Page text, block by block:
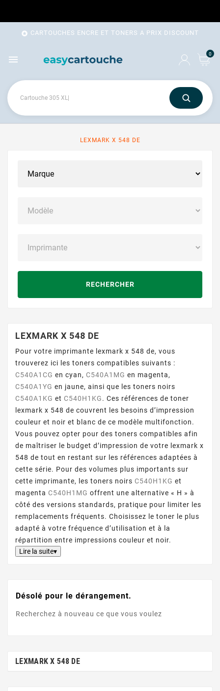
 CARTOUCHES ENCRE ET TONERS A PRIX DISCOUNT
 0
LEXMARK X 548 DE
RECHERCHER
LEXMARK X 548 DE
Pour votre imprimante lexmark x 548 de, vous
trouverez ici les toners compatibles suivants :
C540A1CG en cyan, C540A1MG en magenta,
C540A1YG en jaune, ainsi que les toners noirs
C540A1KG et C540H1KG. Ces références de toner
lexmark x 548 de couvrent les besoins d’impression
couleur et noir et blanc de ce modèle multifonction.
Vous pouvez opter pour des toners compatibles afin
de maîtriser le budget d’impression de votre lexmark x
548 de tout en restant sur les références adaptées à
cette série. Pour des volumes plus importants sur
cette imprimante, les toners noirs C540H1KG et
magenta C540H1MG offrent une alternative « H » à
côté des versions standards, pratique pour limiter les
remplacements fréquents. Choisissez le toner le plus
adapté à votre fréquence d’utilisation et à la
répartition entre impressions couleur et noir.
Lire la suite▾
Désolé pour le dérangement.
Recherchez à nouveau ce que vous voulez
LEXMARK X 548 DE